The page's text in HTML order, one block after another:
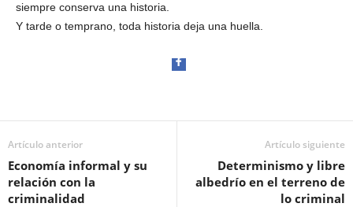
siempre conserva una historia.
Y tarde o temprano, toda historia deja una huella.
Artículo anterior
Economía informal y su
relación con la
criminalidad
Artículo siguiente
Determinismo y libre
albedrío en el terreno de
lo criminal